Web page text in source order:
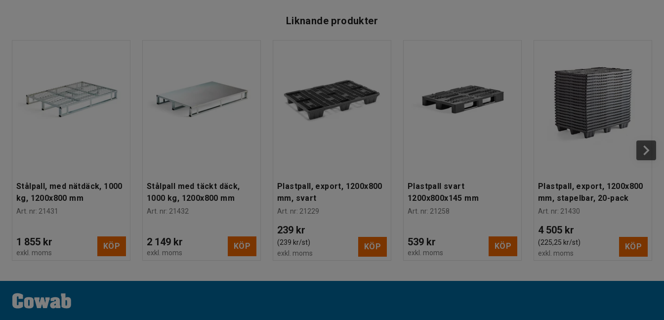
Liknande produkter
Stålpall, med nätdäck, 1000
kg, 1200x800 mm
Art. nr: 21431
1 855 kr
exkl. moms
KÖP
Stålpall med täckt däck,
1000 kg, 1200x800 mm
Art. nr: 21432
2 149 kr
exkl. moms
KÖP
Plastpall, export, 1200x800
mm, svart
Art. nr: 21229
239 kr
(239 kr/st)
exkl. moms
KÖP
Plastpall svart
1200x800x145 mm
Art. nr: 21258
539 kr
exkl. moms
KÖP
Plastpall, export, 1200x800
mm, stapelbar, 20-pack
Art. nr: 21430
4 505 kr
(225,25 kr/st)
exkl. moms
KÖP